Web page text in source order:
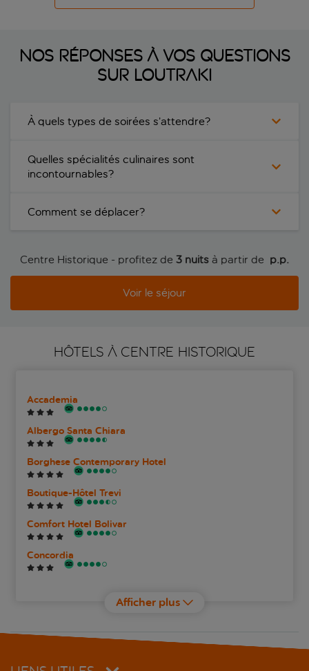
Nos réponses à vos questions
sur Loutraki
À quels types de soirées s’attendre?
Quelles spécialités culinaires sont
incontournables?
Comment se déplacer?
Centre Historique - profitez de 3 nuits à partir de p.p.
Voir le séjour
HÔTELS À CENTRE HISTORIQUE
Accademia
Albergo Santa Chiara
Borghese Contemporary Hotel
Boutique-Hôtel Trevi
Comfort Hotel Bolivar
Concordia
Afficher plus